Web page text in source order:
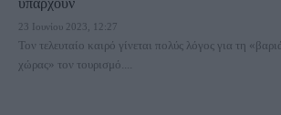
υπάρχουν
23 Ιουνίου 2023, 12:27
Τον τελευταίο καιρό γίνεται πολύς λόγος για τη
χώρας» τον τουρισμό....